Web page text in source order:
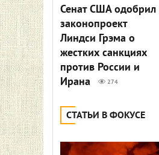
Сенат США одобрил
законопроект
Линдси Грэма о
жестких санкциях
против России и
Ирана
274
СТАТЬИ В ФОКУСЕ